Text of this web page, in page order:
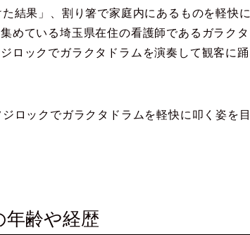
結果」、割り箸で家庭内にあるものを軽快に
めている埼玉県在住の看護師であるガラクタ
ロックでガラクタドラムを演奏して観客に踊
ロックでガラクタドラムを軽快に叩く姿を目
齢や経歴